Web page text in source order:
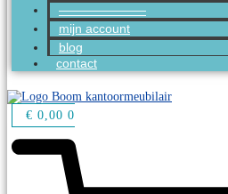
———————
mijn account
blog
contact
€ 0,00 0